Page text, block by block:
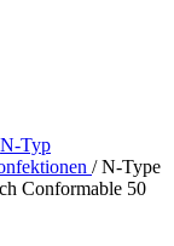
N-Typ
/ N-Type
Conformable 50